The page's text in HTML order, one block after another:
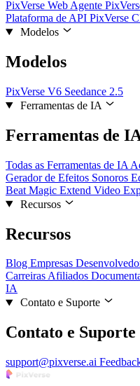
PixVerse Web Agente
Plataforma de API PixVerse
Modelos
Modelos
PixVerse V6 Seedance 2.5
Ferramentas de IA
Ferramentas de
Todas as Ferramentas de IA
Gerador de Efeitos Sonoros
Beat Magic Extend Video
Recursos
Recursos
Blog Empresas
CarreirasAfiliados
IA
Contato e Suporte
Contato e Suporte
support@pixverse.ai